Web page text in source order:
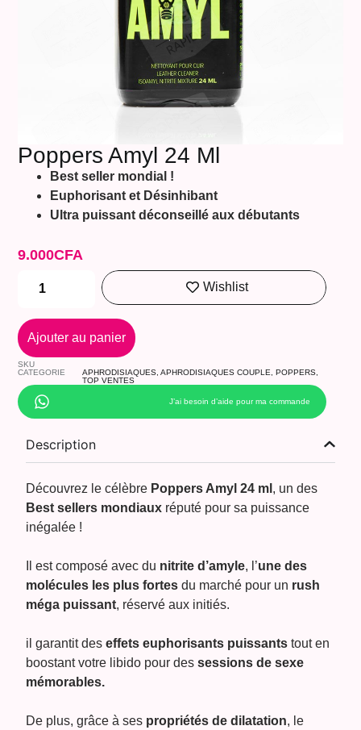
Poppers Amyl 24 Ml
Best seller mondial !
Euphorisant et Désinhibant
Ultra puissant déconseillé aux débutants
9.000CFA
Wishlist
Ajouter au panier
SKU
CATEGORIE
APHRODISIAQUES, APHRODISIAQUES COUPLE POPPERS,
TOP VENTES
J’ai besoin d’aide pour ma commande
Description
Découvrez le célèbre Poppers Amyl 24 ml , un des
Best sellers mondiaux réputé pour sa puissance
inégalée !
Il est composé avec du nitrite d’amyle, l’une des
molécules les plus fortes du marché pour un rush
méga puissant, réservé aux initiés.
il garantit deseffets euphorisants puissants tout en
boostant votre libido pour dessessions de sexe
mémorables.
De plus, grâce à ses propriétés de dilatation, le